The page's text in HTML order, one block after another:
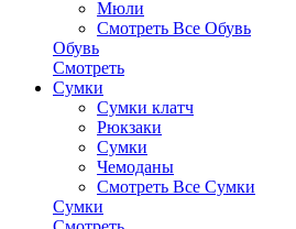
Мюли
Смотреть Все Обувь
Обувь
Смотреть
Сумки
Сумки клатч
Рюкзаки
Сумки
Чемоданы
Смотреть Все Сумки
Сумки